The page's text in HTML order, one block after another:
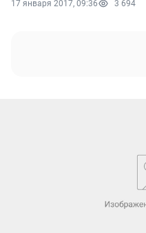
17 января 2017, 09:36 3 694